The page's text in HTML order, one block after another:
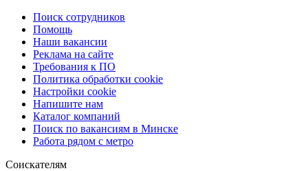
Поиск сотрудников
Помощь
Наши вакансии
Реклама на сайте
Требования к ПО
Политика обработки cookie
Настройки cookie
Напишите нам
Каталог компаний
Поиск по вакансиям в Минске
Работа рядом с метро
Соискателям